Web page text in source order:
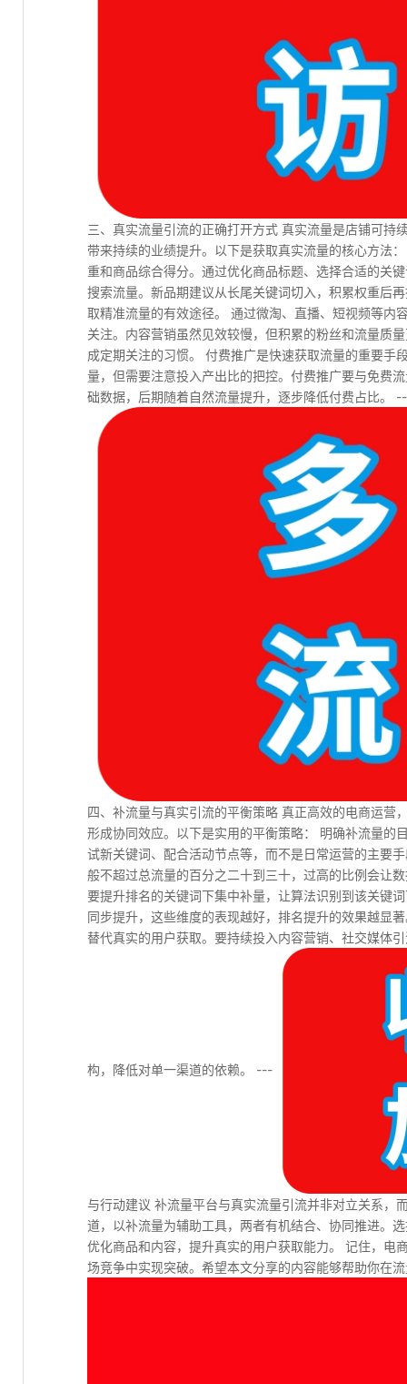
三、真实流量引流的正确打开方式 真实流量是店铺可持
带来持续的业绩提升。以下是获取真实流量的核心方法
重和商品综合得分。通过优化商品标题、选择合适的关
搜索流量。新品期建议从长尾关键词切入，积累权重后
取精准流量的有效途径。 通过微淘、直播、短视频等内
关注。内容营销虽然见效较慢，但积累的粉丝和流量质
成定期关注的习惯。 付费推广是快速获取流量的重要手
量，但需要注意投入产出比的把控。付费推广要与免费
础数据，后期随着自然流量提升，逐步降低付费占比。
四、补流量与真实引流的平衡策略 真正高效的电商运营
形成协同效应。以下是实用的平衡策略： 明确补流量的
试新关键词、配合活动节点等，而不是日常运营的主要
般不超过总流量的百分之二十到三十，过高的比例会让
要提升排名的关键词下集中补量，让算法识别到该关键
同步提升，这些维度的表现越好，排名提升的效果越显
替代真实的用户获取。要持续投入内容营销、社交媒体
构，降低对单一渠道的依赖。 ---
与行动建议 补流量平台与真实流量引流并非对立关系，
道，以补流量为辅助工具，两者有机结合、协同推进。
优化商品和内容，提升真实的用户获取能力。 记住，电
场竞争中实现突破。希望本文分享的内容能够帮助你在